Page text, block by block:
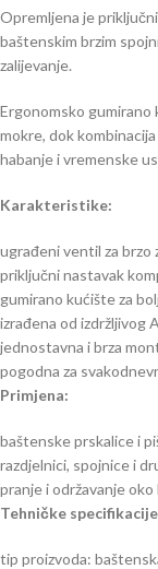
Opremljena je
baštenskim brzim
zalijevanje.
Ergonomsko gumirano
mokre, dok
habanje i vremenske
Karakteristike:
ugrađeni ventil za
priključni nastavak
gumirano kućište za
izrađena od izdržljivog
jednostavna i brza
pogodna za
Primjena:
baštenske prskalice i
razdjelnici, spojnice i
pranje i održavanje
Tehničke
tip proizvoda: